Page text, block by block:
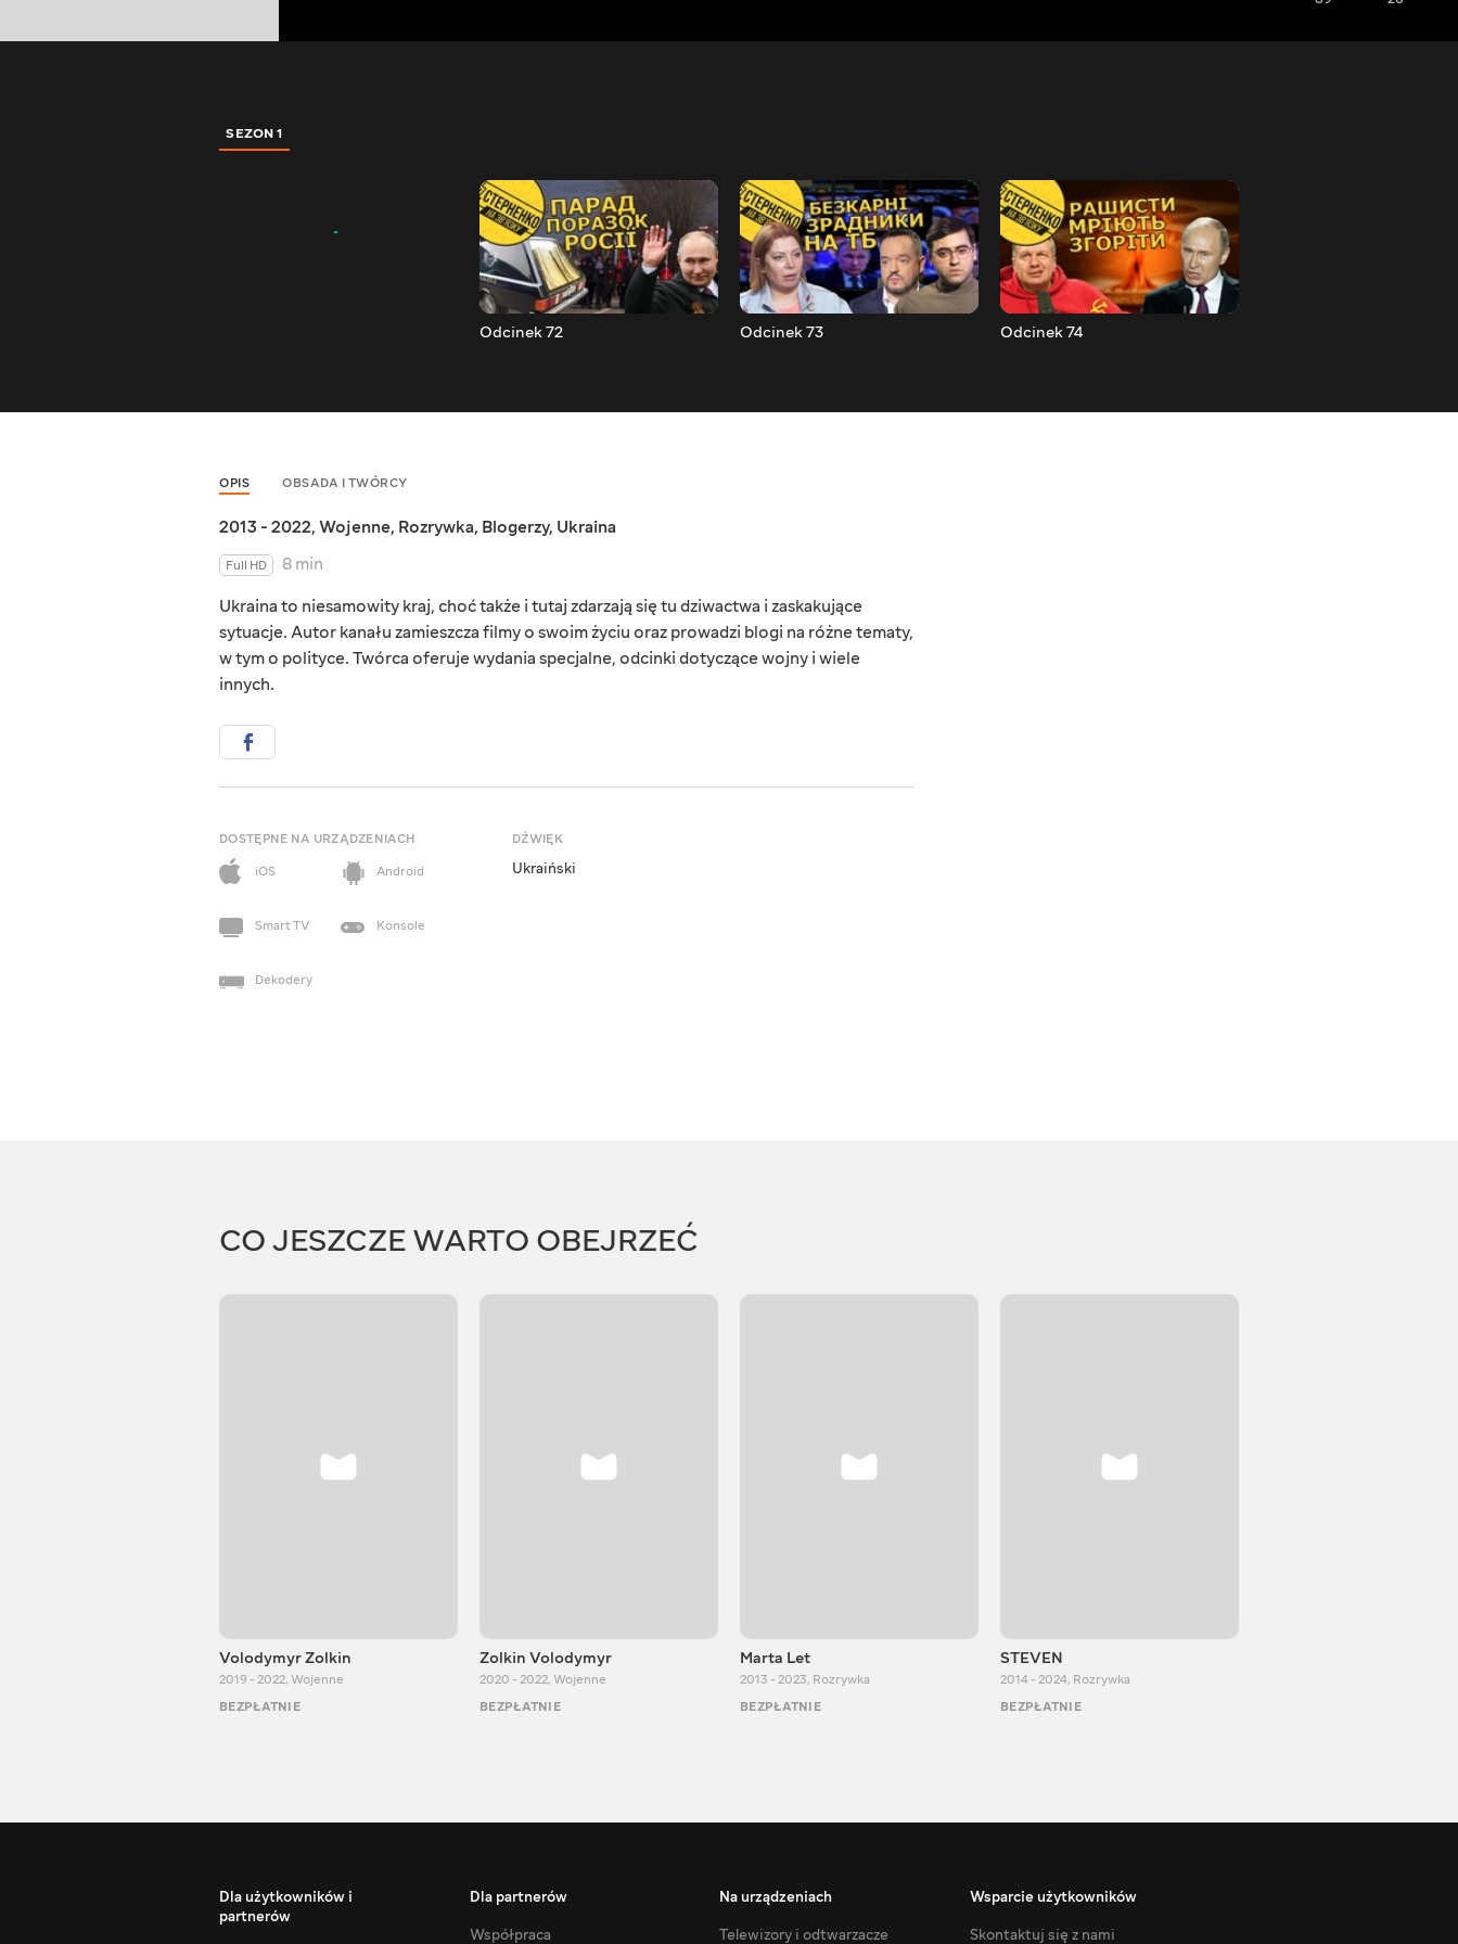
SEZON 1
Odcinek 72 Odcinek 73 Odcinek 74
OPIS OBSADA I TWÓRCY
2013 - 2022, Wojenne, Rozrywka, Blogerzy, Ukraina
Full HD
8 min
Ukraina to niesamowity kraj, choć także i tutaj zdarzają się tu dziwactwa i zaskakujące
sytuacje. Autor kanału zamieszcza filmy o swoim życiu oraz prowadzi blogi na różne tematy,
w tym o polityce. Twórca oferuje wydania specjalne, odcinki dotyczące wojny i wiele
innych.
DOSTĘPNE NA URZĄDZENIACH
iOS
Android
Smart TV Konsole
Dekodery
DŹWIĘK
Ukraiński
CO JESZCZE WARTO OBEJRZEĆ
Volodymyr Zolkin
2019 - 2022, Wojenne
BEZPŁATNIE
Zolkin Volodymyr
2020 - 2022, Wojenne
BEZPŁATNIE
Marta Let
2013 - 2023, Rozrywka
BEZPŁATNIE
STEVEN
2014 - 2024, Rozrywka
BEZPŁATNIE
Dla użytkowników i
partnerów
Dla partnerów
Współpraca
Na urządzeniach
Telewizory i odtwarzacze
Wsparcie użytkowników
Skontaktuj się z nami